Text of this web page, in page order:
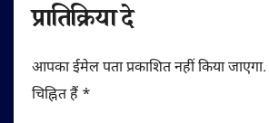
प्रातिक्रिया दे
आपका ईमेल पता प्रकाशित नहीं किया जाएगा.
चिह्नित हैं *